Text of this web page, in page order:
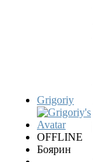
Grigoriy
OFFLINE
Боярин